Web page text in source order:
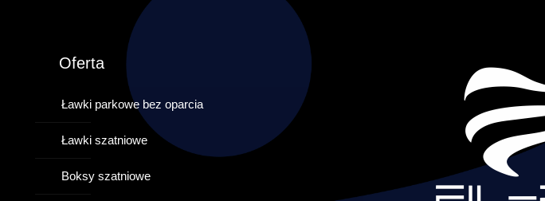
Oferta
Ławki parkowe bez oparcia
Ławki szatniowe
Boksy szatniowe